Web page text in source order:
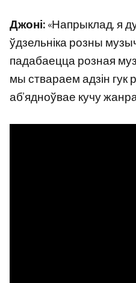
Джоні:«Напрыклад, я
ўдзельніка розны
падабаецца розная
мы ствараем адзін гук
аб’ядноўвае кучу